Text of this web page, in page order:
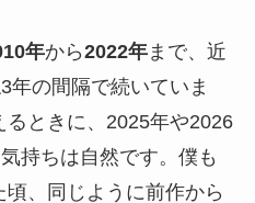
年から2022年まで、近
年の間隔で続いていま
ときに、2025年や2026
持ちは自然です。僕も
、同じように前作から